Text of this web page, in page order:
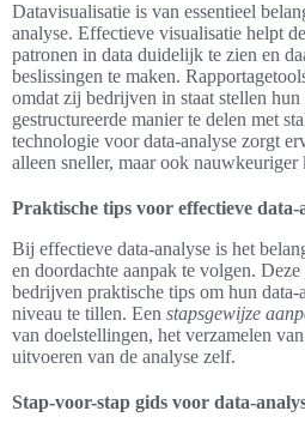
Datavisualisatie is van essentieel
analyse. Effectieve visualisatie helpt
patronen in data duidelijk te zien en
beslissingen te maken.
omdat zij bedrijven in staat stellen
gestructureerde manier te delen met
technologie voor data-analyse zorgt
alleen sneller, maar ook nauwkeuriger
Praktische tips voor effectieve data-
Bij effectieve data-analyse is het
en doordachte aanpak te volgen. Deze
bedrijven praktische tips om hun data-
niveau te tillen. Een stapsgewijze
van doelstellingen, het verzamelen
uitvoeren van de analyse zelf.
Stap-voor-stap gids voor data-